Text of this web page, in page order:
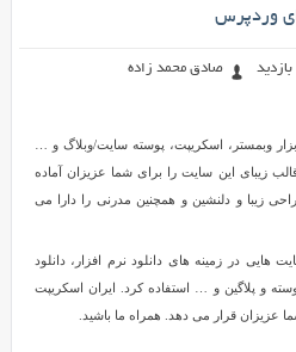
وردپرس
صادق محمد زاده
وبمستر، اسکریپت، پوسته سایت/وبلاگ و …
زیبای این سایت را برای شما عزیزان آماده
زیبا و دلنشین و همچنین مدرنی را دارا می
هایی در زمینه های دانلود نرم افزار، دانلود
و پلاگین و … استفاده کرد. ایران اسکریپت
شما عزیزان قرار می دهد. همراه ما باشید.